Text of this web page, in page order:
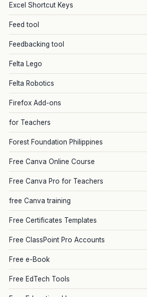
Excel Shortcut Keys
Feed tool
Feedbacking tool
Felta Lego
Felta Robotics
Firefox Add-ons
for Teachers
Forest Foundation Philippines
Free Canva Online Course
Free Canva Pro for Teachers
free Canva training
Free Certificates Templates
Free ClassPoint Pro Accounts
Free e-Book
Free EdTech Tools